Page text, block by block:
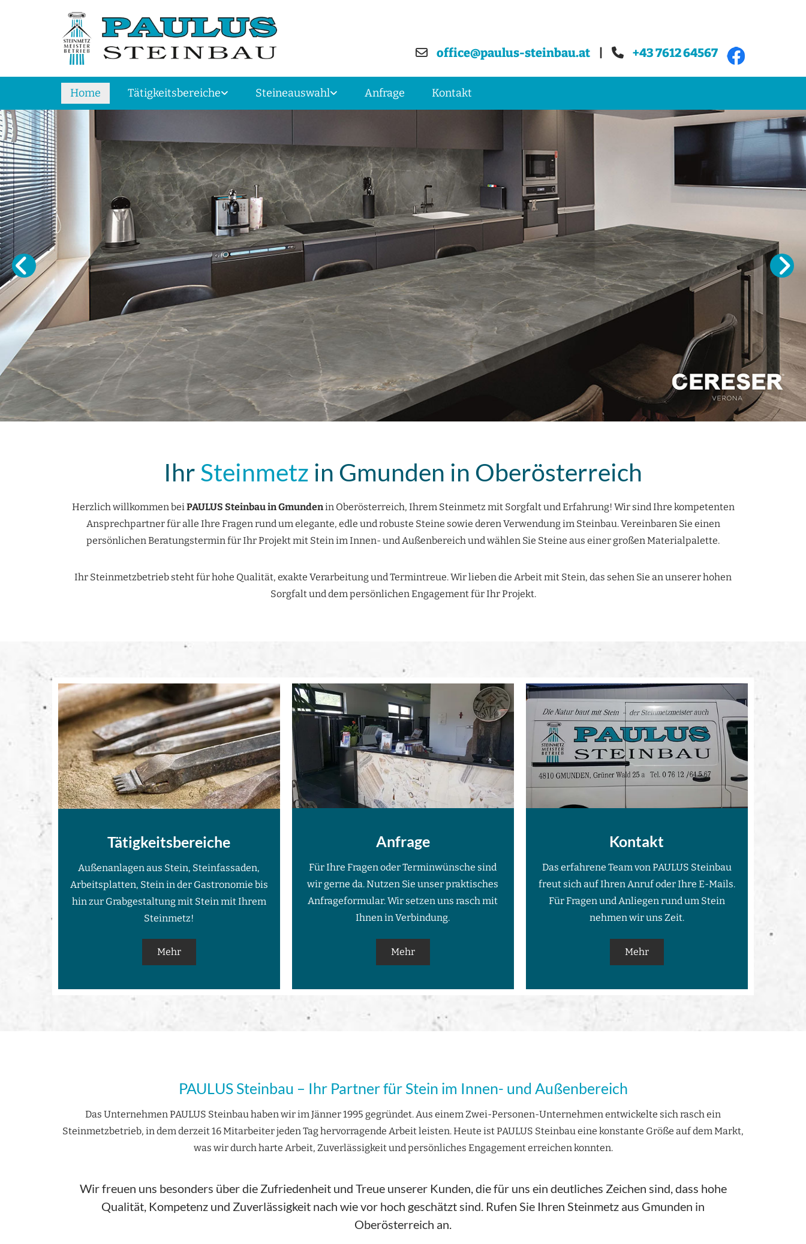
 office@paulus-steinbau.at  +43 7612 64567
Home Tätigkeitsbereiche Steineauswahl Anfrage Kontakt
Ihr Steinmetz in Gmunden in Oberösterreich
Herzlich willkommen bei PAULUS Steinbau in Gmundenin Oberösterreich, Ihrem Steinmetz mit Sorgfalt und Erfahrung! Wir sind Ihre kompetenten
Ansprechpartner für alle Ihre Fragen rund um elegante, edle und robuste Steine sowie deren Verwendung im Steinbau. Vereinbaren Sie einen
persönlichen Beratungstermin für Ihr Projekt mit Stein im Innen- und Außenbereich und wählen Sie Steine aus einer großen Materialpalette.
Ihr Steinmetzbetrieb steht für hohe Qualität, exakte Verarbeitung und Termintreue. Wir lieben die Arbeit mit Stein, das sehen Sie an unserer hohen
Sorgfalt und dem persönlichen Engagement für Ihr Projekt.
Tätigkeitsbereiche
Außenanlagen aus Stein, Steinfassaden,
Arbeitsplatten, Stein in der Gastronomie bis
hin zur Grabgestaltung mit Stein mit Ihrem
Steinmetz!
Mehr
Anfrage
Für Ihre Fragen oder Terminwünsche sind
wir gerne da. Nutzen Sie unser praktisches
Anfrageformular. Wir setzen uns rasch mit
Ihnen in Verbindung.
Mehr
Kontakt
Das erfahrene Team von PAULUS Steinbau
freut sich auf Ihren Anruf oder Ihre E-Mails.
Für Fragen und Anliegen rund um Stein
nehmen wir uns Zeit.
Mehr
PAULUS Steinbau – Ihr Partner für Stein im Innen- und Außenbereich
Das Unternehmen PAULUS Steinbau haben wir im Jänner 1995 gegründet. Aus einem Zwei-Personen-Unternehmen entwickelte sich rasch ein
Steinmetzbetrieb, in dem derzeit 16 Mitarbeiter jeden Tag hervorragende Arbeit leisten. Heute ist PAULUS Steinbau eine konstante Größe auf dem Markt,
was wir durch harte Arbeit, Zuverlässigkeit und persönliches Engagement erreichen konnten.
Wir freuen uns besonders über die Zufriedenheit und Treue unserer Kunden, die für uns ein deutliches Zeichen sind, dass hohe
Qualität, Kompetenz und Zuverlässigkeit nach wie vor hoch geschätzt sind. Rufen Sie Ihren Steinmetz aus Gmunden in
Oberösterreich an.